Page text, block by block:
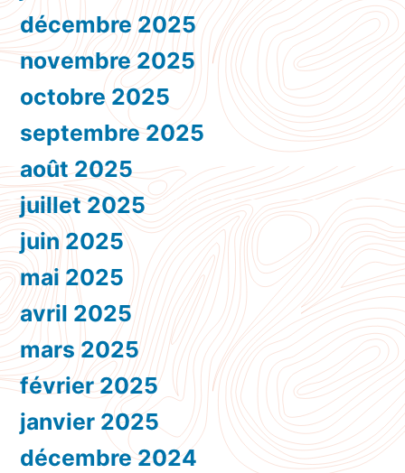
décembre 2025
novembre 2025
octobre 2025
septembre 2025
août 2025
juillet 2025
juin 2025
mai 2025
avril 2025
mars 2025
février 2025
janvier 2025
décembre 2024